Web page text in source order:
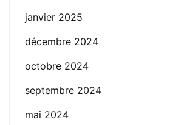
janvier 2025
décembre 2024
octobre 2024
septembre 2024
mai 2024